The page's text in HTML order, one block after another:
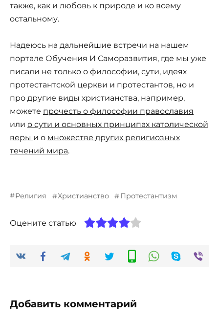
также, как и любовь к природе и ко всему
остальному.
Надеюсь на дальнейшие встречи на нашем
портале Обучения И Саморазвития, где мы уже
писали не только о философии, сути, идеях
протестантской церкви и протестантов, но и
про другие виды христианства, например,
можете прочесть о философии православия
или о сути и основных принципах католической
веры и о множестве других религиозных
течений мира.
Религия Христианство Протестантизм
Оцените статью
Добавить комментарий